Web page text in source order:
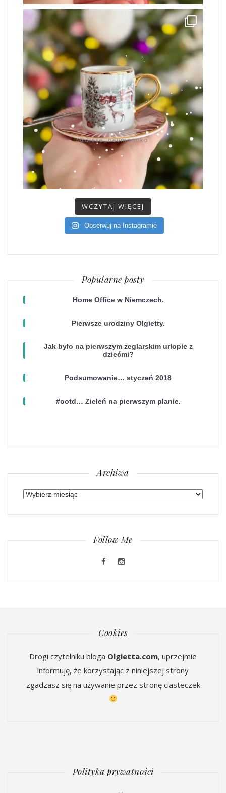
WCZYTAJ WIĘCEJ
Obserwuj na Instagramie
Popularne posty
Home Office w Niemczech.
Pierwsze urodziny Olgietty.
Jak było na pierwszym żeglarskim urlopie z
dziećmi?
Podsumowanie… styczeń 2018
#ootd… Zieleń na pierwszym planie.
Archiwa
Archiwa
Follow Me
Cookies
Drogi czytelniku bloga Olgietta.com, uprzejmie
informuję, że korzystając z niniejszej strony
zgadzasz się na używanie przez stronę ciasteczek
Polityka prywatności